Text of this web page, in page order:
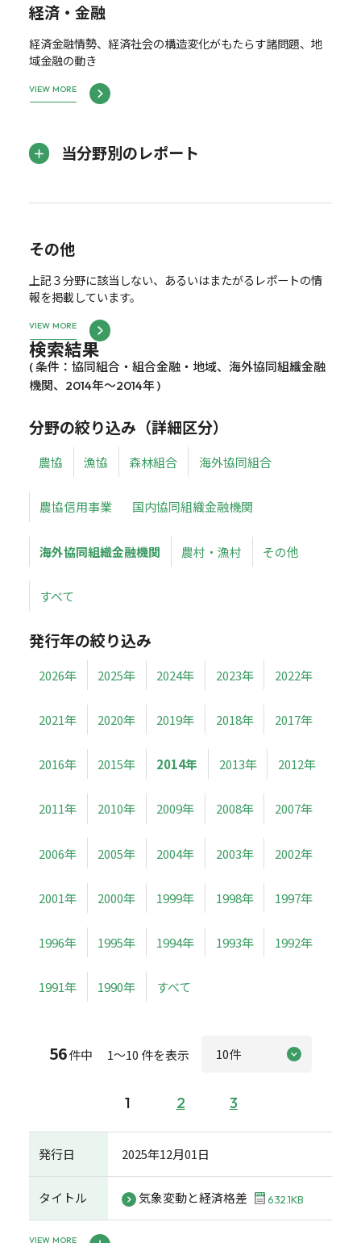
経済・金融
経済金融情勢、経済社会の構造変化がもたらす諸問題、地
域金融の動き
VIEW MORE
当分野別のレポート
その他
上記３分野に該当しない、あるいはまたがるレポートの情
報を掲載しています。
VIEW MORE
検索結果
( 条件：協同組合・組合金融・地域、海外協同組織金融
機関、2014年～2014年 )
分野の絞り込み（詳細区分）
農協 漁協 森林組合 海外協同組合
農協信用事業 国内協同組織金融機関
海外協同組織金融機関 農村・漁村 その他
すべて
発行年の絞り込み
2026年 2025年 2024年 2023年 2022年
2021年 2020年 2019年 2018年 2017年
2016年 2015年 2014年 2013年 2012年
2011年 2010年 2009年 2008年 2007年
2006年 2005年 2004年 2003年 2002年
2001年 2000年 1999年 1998年 1997年
1996年 1995年 1994年 1993年 1992年
1991年 1990年 すべて
56件中 1～10 件を表示
1 2 3
発行日 2025年12月01日
タイトル 気象変動と経済格差 632.1KB
VIEW MORE